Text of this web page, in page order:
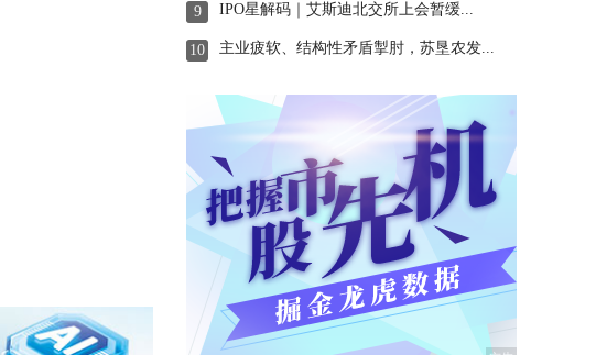
9 IPO星解码｜艾斯迪北交所上会暂缓...
10 主业疲软、结构性矛盾掣肘，苏垦农发...